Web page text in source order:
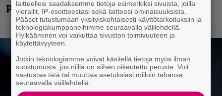
palkinnollaan
laitteellesi saadaksemme tietoja esimerkiksi sivuista, joilla
vierailit, IP-osoitteestasi sekä laitteesi ominaisuuksista.
Pääset tutustumaan yksityiskohtaisesti käyttötarkoituksiin ja
teknologiakumppaneihimme seuraavalla välilehdellä.
Hylkääminen voi vaikuttaa sivuston toimivuuteen ja
käytettävyyteen.
Jotkin teknologiamme voivat käsitellä tietoja myös ilman
suostumusta, jos niillä on siihen oikeutettu peruste. Voit
vastustaa tätä tai muuttaa asetuksiasi milloin tahansa
seuraavalla välilehdellä.